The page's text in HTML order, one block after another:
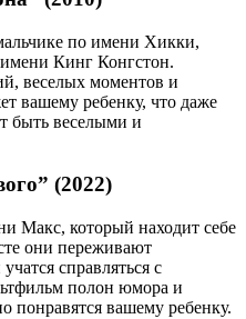
по имени Хикки,
Кинг Конгстон.
веселых моментов и
вашему ребенку, что даже
быть веселыми и
(2022)
Макс, который находит себе
они переживают
справляться с
полон юмора и
понравятся вашему ребенку.